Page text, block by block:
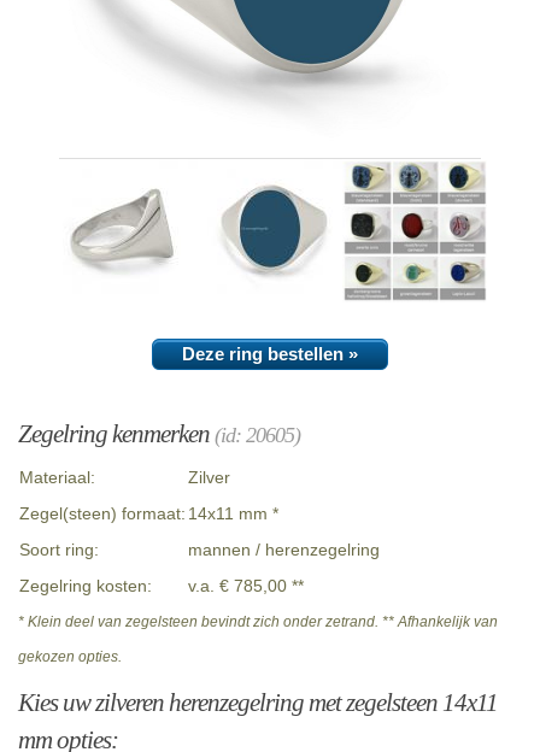
Deze ring bestellen »
Zegelring kenmerken (id: 20605)
Materiaal:
Zilver
Zegel(steen) formaat: 14x11 mm *
Soort ring:
mannen / herenzegelring
Zegelring kosten:
v.a. € 785,00 **
* Klein deel van zegelsteen bevindt zich onder zetrand. ** Afhankelijk van
gekozen opties.
Kies uw zilveren herenzegelring met zegelsteen 14x11
mm opties: